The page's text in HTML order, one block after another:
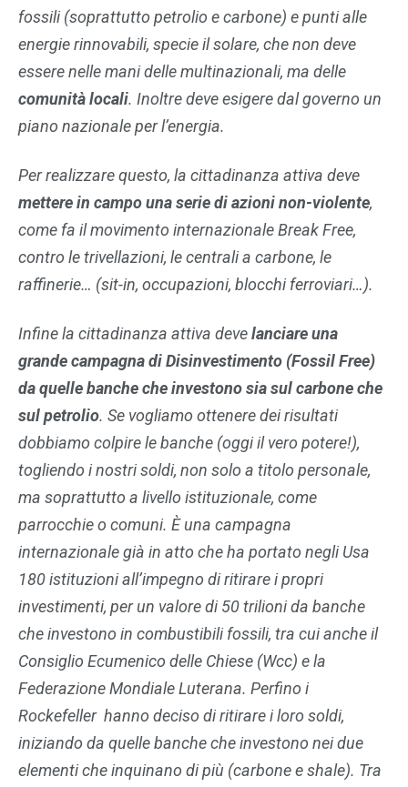
fossili (soprattutto petrolio e carbone) e punti alle
energie rinnovabili, specie il solare, che non deve
essere nelle mani delle multinazionali, ma delle
comunità locali. Inoltre deve esigere dal governo un
piano nazionale per l’energia.
Per realizzare questo, la cittadinanza attiva deve
mettere in campo una serie di azioni non-violente,
come fa il movimento internazionale Break Free,
contro le trivellazioni, le centrali a carbone, le
raffinerie… (sit-in, occupazioni, blocchi ferroviari…).
Infine la cittadinanza attiva develanciare una
grande campagna di Disinvestimento (Fossil Free)
da quelle banche che investono sia sul carbone che
sul petrolio. Se vogliamo ottenere dei risultati
dobbiamo colpire le banche (oggi il vero potere!),
togliendo i nostri soldi, non solo a titolo personale,
ma soprattutto a livello istituzionale, come
parrocchie o comuni. È una campagna
internazionale già in atto che ha portato negli Usa
180 istituzioni all’impegno di ritirare i propri
investimenti, per un valore di 50 trilioni da banche
che investono in combustibili fossili, tra cui anche il
Consiglio Ecumenico delle Chiese (Wcc) e la
Federazione Mondiale Luterana. Perfino i
Rockefeller hanno deciso di ritirare i loro soldi,
iniziando da quelle banche che investono nei due
elementi che inquinano di più (carbone e shale). Tra